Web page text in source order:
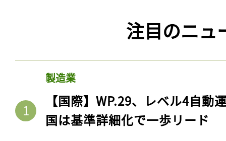
注目のニュ
製造業
【国際】WP.29、レベル4自動
国は基準詳細化で一歩リード